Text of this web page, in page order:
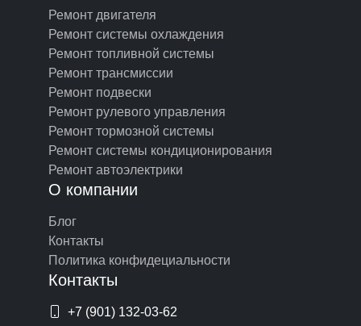
Ремонт двигателя
Ремонт системы охлаждения
Ремонт топливной системы
Ремонт трансмиссии
Ремонт подвески
Ремонт рулевого управления
Ремонт тормозной системы
Ремонт системы кондиционирования
Ремонт автоэлектрики
О компании
Блог
Контакты
Политика конфидециальности
Контакты
+7 (901) 132-03-62